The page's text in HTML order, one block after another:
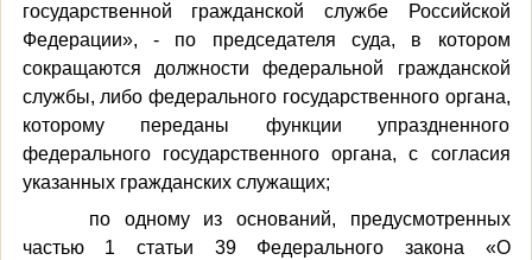
государственной гражданской службе Российской
Федерации», - по председателя суда, в котором
сокращаются должности федеральной гражданской
службы, либо федерального государственного органа,
которому переданы функции упраздненного
федерального государственного органа, с согласия
указанных гражданских служащих;
по одному из оснований, предусмотренных
частью 1 статьи 39 Федерального закона «О